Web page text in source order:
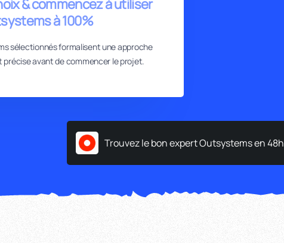
& commencez à utiliser
à 100%
sélectionnés formalisent une approche
avant de commencer le projet.
Trouvez le bon expert Outsystems en 48h